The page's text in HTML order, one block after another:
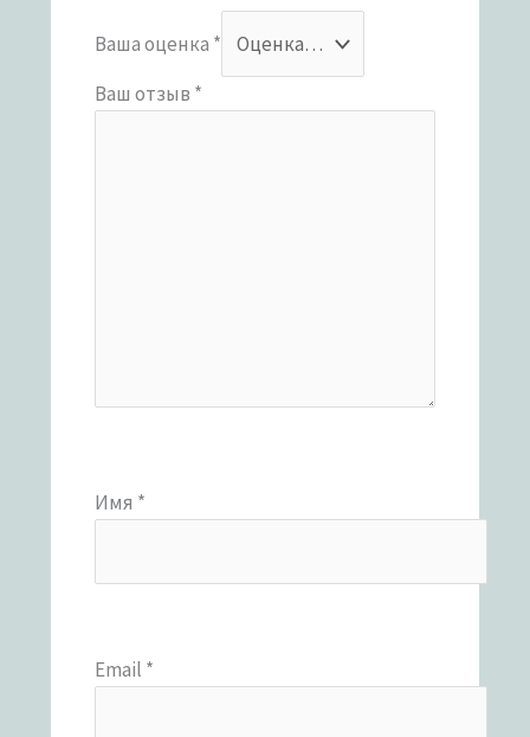
Ваша оценка *
Ваш отзыв *
Имя *
Email *